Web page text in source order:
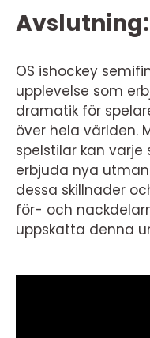
Avslutning:
OS ishockey
upplevelse som
dramatik för
över hela världen.
spelstilar kan
erbjuda nya
dessa skillnader
för- och
uppskatta denna